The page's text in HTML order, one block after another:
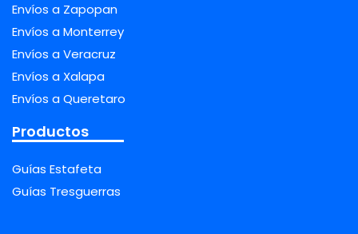
Envíos a Zapopan
Envíos a Monterrey
Envíos a Veracruz
Envíos a Xalapa
Envíos a Queretaro
Productos
Guías Estafeta
Guías Tresguerras